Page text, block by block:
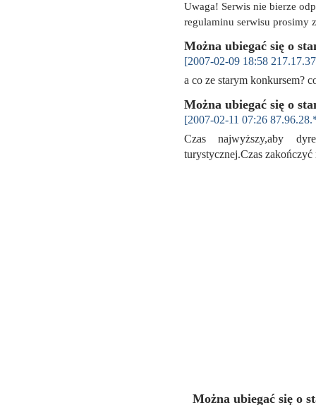
Uwaga! Serwis nie bierze
regulaminu serwisu prosimy
Można ubiegać się o
[2007-02-09 18:58
a co ze starym
Można ubiegać się o
[2007-02-11 07:26
Czas najwyższy,aby
turystycznej.Czas
Można ubiegać się o